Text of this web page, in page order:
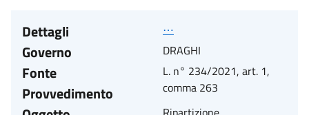
Dettagli
⋯
Governo DRAGHI
Fonte
Provvedimento
L. n° 234/2021, art. 1,
comma 263